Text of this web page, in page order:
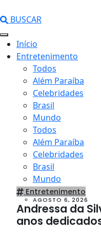
BUSCAR
Início
Entretenimento
Todos
Além Paraíba
Celebridades
Brasil
Mundo
Todos
Além Paraíba
Celebridades
Brasil
Mundo
Entretenimento
AGOSTO 6, 2026
Andressa da
anos